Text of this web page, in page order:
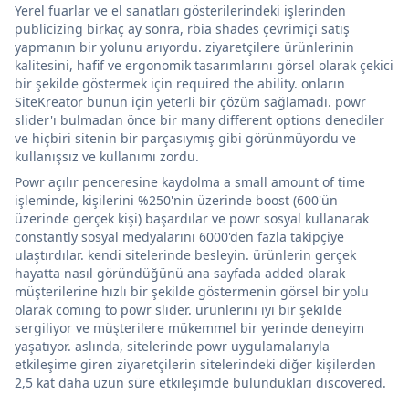
Yerel fuarlar ve el sanatları gösterilerindeki işlerinden
publicizing birkaç ay sonra, rbia shades çevrimiçi satış
yapmanın bir yolunu arıyordu. ziyaretçilere ürünlerinin
kalitesini, hafif ve ergonomik tasarımlarını görsel olarak çekici
bir şekilde göstermek için required the ability. onların
SiteKreator bunun için yeterli bir çözüm sağlamadı. powr
slider'ı bulmadan önce bir many different options denediler
ve hiçbiri sitenin bir parçasıymış gibi görünmüyordu ve
kullanışsız ve kullanımı zordu.
Powr açılır penceresine kaydolma a small amount of time
işleminde, kişilerini %250'nin üzerinde boost (600'ün
üzerinde gerçek kişi) başardılar ve powr sosyal kullanarak
constantly sosyal medyalarını 6000'den fazla takipçiye
ulaştırdılar. kendi sitelerinde besleyin. ürünlerin gerçek
hayatta nasıl göründüğünü ana sayfada added olarak
müşterilerine hızlı bir şekilde göstermenin görsel bir yolu
olarak coming to powr slider. ürünlerini iyi bir şekilde
sergiliyor ve müşterilere mükemmel bir yerinde deneyim
yaşatıyor. aslında, sitelerinde powr uygulamalarıyla
etkileşime giren ziyaretçilerin sitelerindeki diğer kişilerden
2,5 kat daha uzun süre etkileşimde bulundukları discovered.